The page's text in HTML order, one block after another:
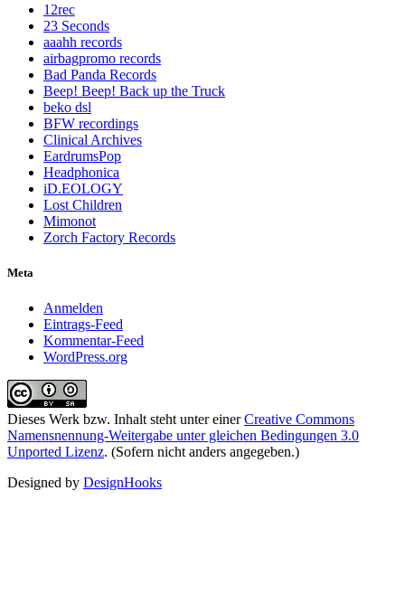
12rec
23 Seconds
aaahh records
airbagpromo records
Bad Panda Records
Beep! Beep! Back up the Truck
beko dsl
BFW recordings
Clinical Archives
EardrumsPop
Headphonica
iD.EOLOGY
Lost Children
Mimonot
Zorch Factory Records
Meta
Anmelden
Eintrags-Feed
Kommentar-Feed
WordPress.org
Dieses Werk bzw. Inhalt steht unter einerCreative Commons
Namensnennung-Weitergabe unter gleichen Bedingungen 3.0
Unported Lizenz. (Sofern nicht anders angegeben.)
Designed by DesignHooks